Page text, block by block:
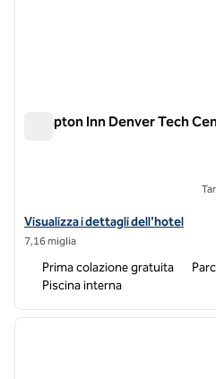
Hampton Inn Denver Tech
Visualizza i dettagli dell'hotel per
Visualizza i dettagli dell'hotel
7,16 miglia
Prima colazione gratuita
Piscina interna
1 di 12